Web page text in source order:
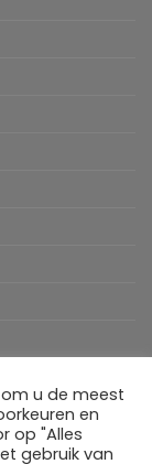
u de meest
en
op "Alles
gebruik van